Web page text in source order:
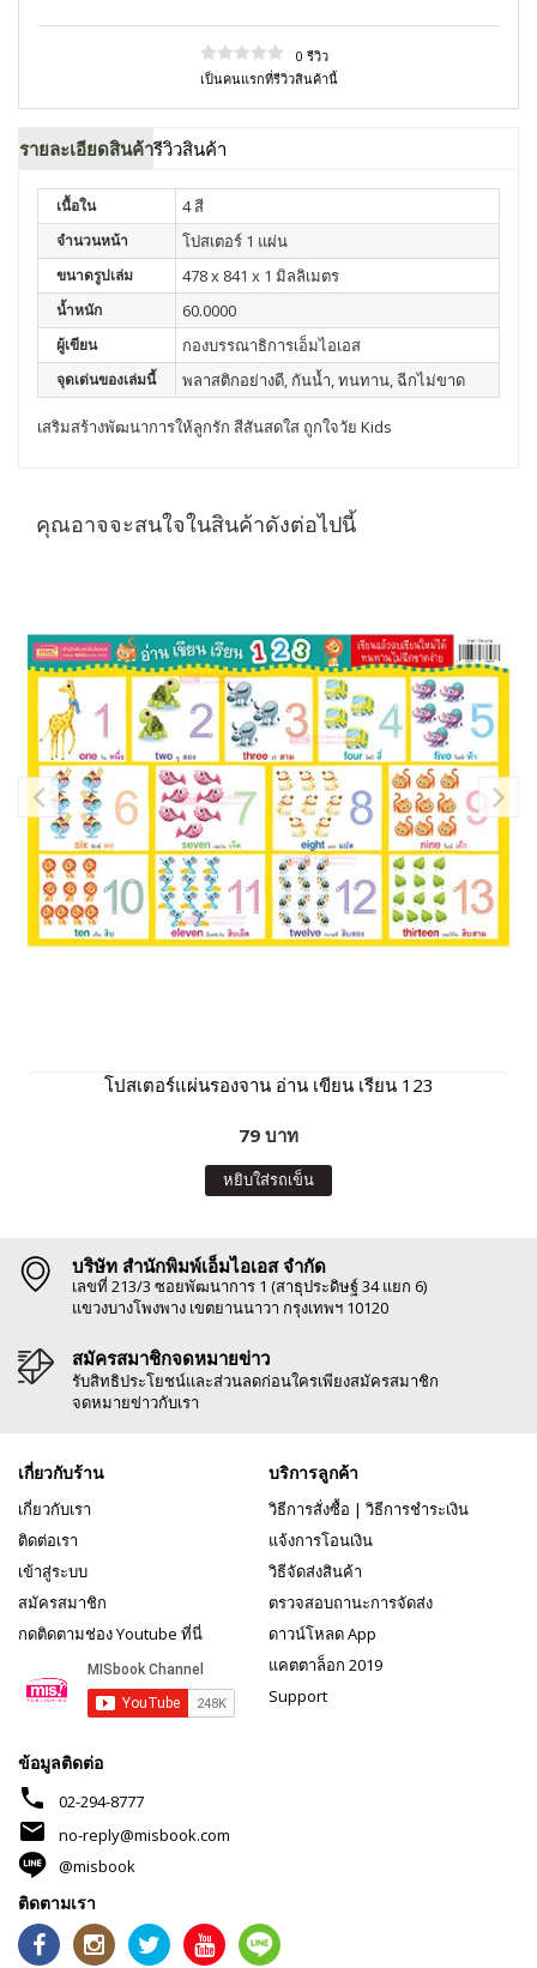
0 รีวิว
เป็นคนแรกที่รีวิวสินค้านี้
รายละเอียดสินค้ารีวิวสินค้า
เนื้อใน 4 สี
จำนวนหน้า โปสเตอร์ 1 แผ่น
ขนาดรูปเล่ม 478 x 841 x 1 มิลลิเมตร
น้ำหนัก 60.0000
ผู้เขียน กองบรรณาธิการเอ็มไอเอส
จุดเด่นของเล่มนี้ พลาสติกอย่างดี, กันน้ำ, ทนทาน, ฉีกไม่ขาด
เสริมสร้างพัฒนาการให้ลูกรัก สีสันสดใส ถูกใจวัย Kids
คุณอาจจะสนใจในสินค้าดังต่อไปนี้
โปสเตอร์แผ่นรองจาน อ่าน เขียน เรียน 123
79 บาท
หยิบใส่รถเข็น
บริษัท สำนักพิมพ์เอ็มไอเอส จำกัด
เลขที่ 213/3 ซอยพัฒนาการ 1 (สาธุประดิษฐ์ 34 แยก 6)
แขวงบางโพงพาง เขตยานนาวา กรุงเทพฯ 10120
สมัครสมาชิกจดหมายข่าว
รับสิทธิประโยชน์และส่วนลดก่อนใครเพียงสมัครสมาชิก
จดหมายข่าวกับเรา
เกี่ยวกับร้าน
เกี่ยวกับเรา
ติดต่อเรา
เข้าสู่ระบบ
สมัครสมาชิก
กดติดตามช่อง Youtube ที่นี่
บริการลูกค้า
วิธีการสั่งซื้อ | วิธีการชำระเงิน
แจ้งการโอนเงิน
วิธีจัดส่งสินค้า
ตรวจสอบถานะการจัดส่ง
ดาวน์โหลด App
แคตตาล็อก 2019
Support
ข้อมูลติดต่อ
phone 02-294-8777
mail
no-reply@misbook.com
@misbook
ติดตามเรา